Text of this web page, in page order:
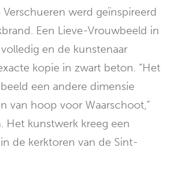
werd geïnspireerd
Een Lieve-Vrouwbeeld in
en de kunstenaar
kopie in zwart beton. “Het
een andere dimensie
van hoop voor Waarschoot,”
Het kunstwerk kreeg een
de kerktoren van de Sint-